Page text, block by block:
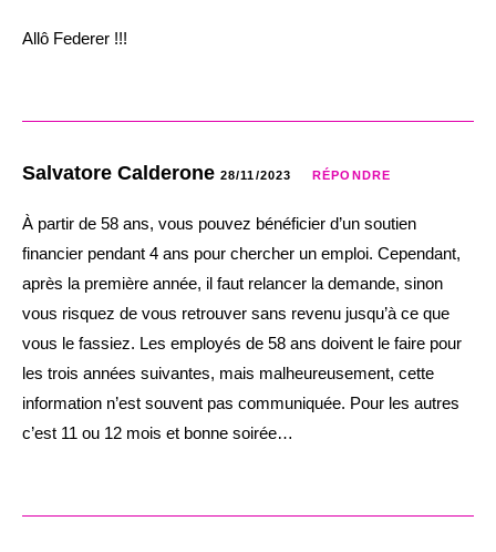
Allô Federer !!!
Salvatore Calderone 28/11/2023 RÉPONDRE
À partir de 58 ans, vous pouvez bénéficier d’un soutien
financier pendant 4 ans pour chercher un emploi. Cependant,
après la première année, il faut relancer la demande, sinon
vous risquez de vous retrouver sans revenu jusqu’à ce que
vous le fassiez. Les employés de 58 ans doivent le faire pour
les trois années suivantes, mais malheureusement, cette
information n’est souvent pas communiquée. Pour les autres
c’est 11 ou 12 mois et bonne soirée…